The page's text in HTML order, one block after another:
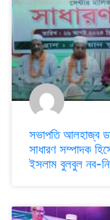
সভাপতি আলহাজ্ব
সাধারণ সম্পাদক
ইসলাম বুলবুল নব-